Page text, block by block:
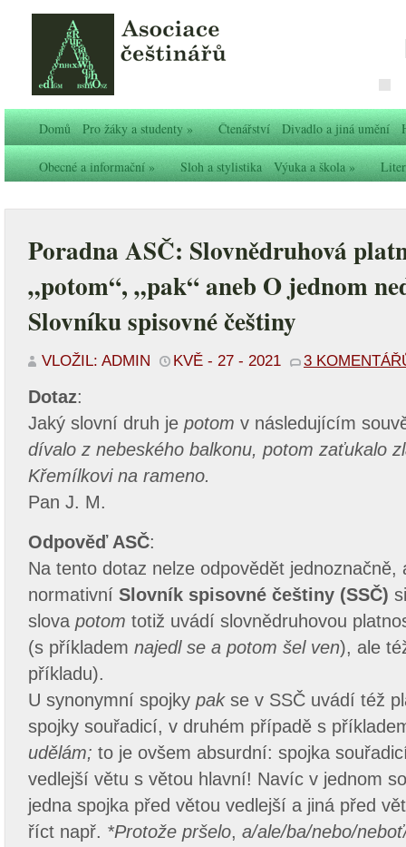
Domů Pro žáky a studenty» Čtenářství Divadlo a jiná umění
Obecné a informační» Sloh a stylistika Výuka a škola»
Poradna ASČ: Slovnědruhová
„potom“, „pak“ aneb O jednom
Slovníku spisovné češtiny
VLOŽIL: ADMIN KVĚ - 27 - 2021 3
Dotaz:
Jaký slovní druh je potom v následujícím
dívalo z nebeského balkonu, potom zaťukalo
Křemílkovi na rameno.
Pan J. M.
Odpověď ASČ:
Na tento dotaz nelze odpovědět jednoznačně,
normativní Slovník spisovné češtiny (SSČ)
slova potom totiž uvádí slovnědruhovou
(s příkladem najedl se a potom šel ven), ale
příkladu).
U synonymní spojky pak se v SSČ uvádí též
spojky souřadicí, v druhém případě s
udělám; to je ovšem absurdní: spojka
vedlejší větu s větou hlavní! Navíc v jednom
jedna spojka před větou vedlejší a jiná před
říct např. *Protože pršelo, a/ale/ba/nebo/